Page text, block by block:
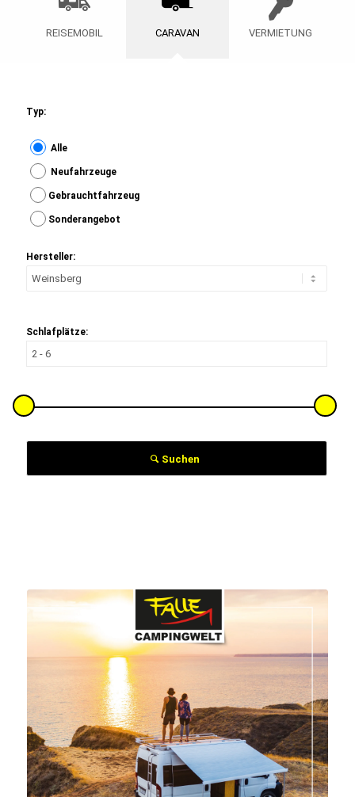
REISEMOBIL CARAVAN VERMIETUNG
Typ:
Alle
Neufahrzeuge
Gebrauchtfahrzeug
Sonderangebot
Hersteller:
Schlafplätze:
Suchen